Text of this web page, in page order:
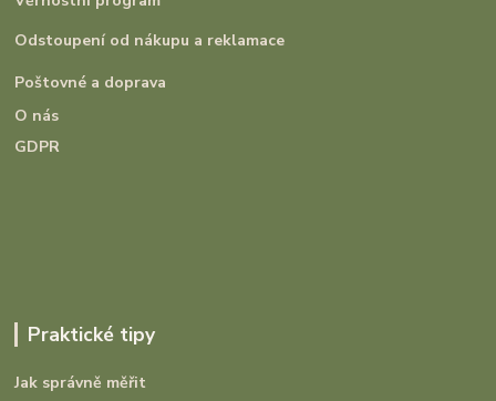
Odstoupení od nákupu a reklamace
Poštovné a doprava
O nás
GDPR
Praktické tipy
Jak správně měřit